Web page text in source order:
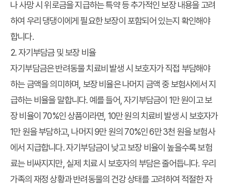
나 사망 시 위로금을 지급하는 특약 등 추가적인 보장 내용을 고려
하여 우리 댕댕이에게 필요한 보장이 포함되어 있는지 확인해야
합니다.
2. 자기부담금 및 보장 비율
자기부담금은 반려동물 치료비 발생 시 보호자가 직접 부담해야
하는 금액을 의미하며, 보장 비율은 나머지 금액 중 보험사에서 지
급하는 비율을 말합니다. 예를 들어, 자기부담금이 1만 원이고 보
장 비율이 70%인 상품이라면, 10만 원의 치료비 발생 시 보호자가
1만 원을 부담하고, 나머지 9만 원의 70%인 6만 3천 원을 보험사
에서 지급합니다. 자기부담금이 낮고 보장 비율이 높을수록 보험
료는 비싸지지만, 실제 치료 시 보호자의 부담은 줄어듭니다. 우리
가족의 재정 상황과 반려동물의 건강 상태를 고려하여 적절한 자